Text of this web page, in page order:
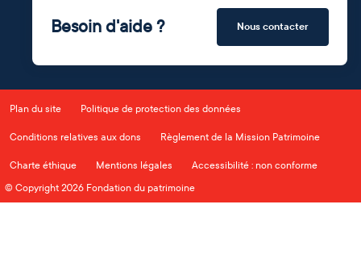
Besoin d'aide ? Nous contacter
Plan du site Politique de protection des données
Conditions relatives aux dons Règlement de la Mission Patrimoine
Charte éthique Mentions légales
Accessibilité : non conforme
© Copyright 2026 Fondation du patrimoine